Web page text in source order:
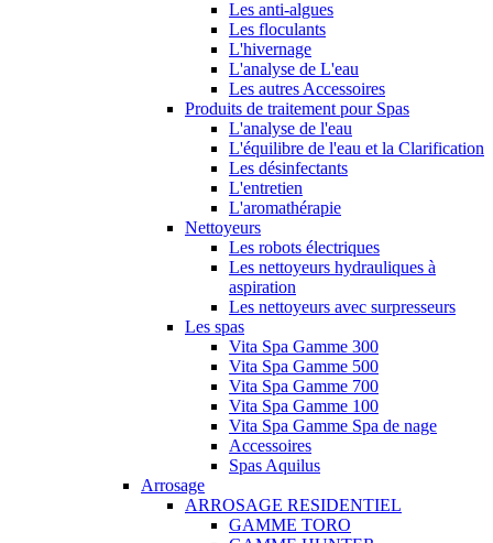
Les anti-algues
Les floculants
L'hivernage
L'analyse de L'eau
Les autres Accessoires
Produits de traitement pour Spas
L'analyse de l'eau
L'équilibre de l'eau et la Clarification
Les désinfectants
L'entretien
L'aromathérapie
Nettoyeurs
Les robots électriques
Les nettoyeurs hydrauliques à
aspiration
Les nettoyeurs avec surpresseurs
Les spas
Vita Spa Gamme 300
Vita Spa Gamme 500
Vita Spa Gamme 700
Vita Spa Gamme 100
Vita Spa Gamme Spa de nage
Accessoires
Spas Aquilus
Arrosage
ARROSAGE RESIDENTIEL
GAMME TORO